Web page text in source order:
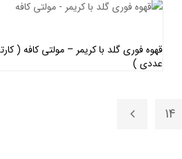
عددی )
14